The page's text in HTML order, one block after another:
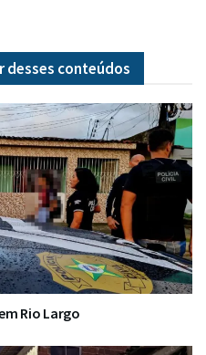
desses conteúdos
Rio Largo